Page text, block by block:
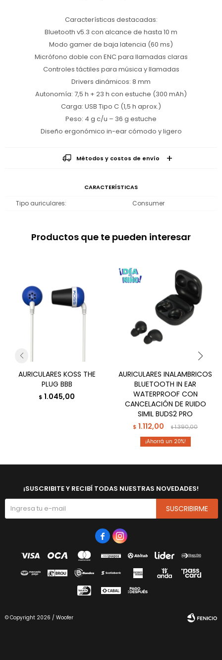
Características destacadas:
Bluetooth v5.3 con alcance de hasta 10 m
Modo gamer de baja latencia (60 ms)
Micrófono doble con ENC para llamadas claras
Controles táctiles para música y llamadas
Drivers dinámicos: 8 mm
Autonomía: 7,5 h + 23 h con estuche (300 mAh)
Carga: USB Tipo C (1,5 h aprox.)
Peso: 4 g c/u – 36 g estuche
Diseño ergonómico in-ear cómodo y ligero
Métodos y costos de envío
CARACTERÍSTICAS
Tipo auriculares Consumer
Productos que te pueden interesar
AURICULARES KOSS THE
PLUG BBB
$ 1.045,00
AURICULARES INALAMBRICOS
BLUETOOTH IN EAR
WATERPROOF CON
CANCELACIÓN DE RUIDO
SIMIL BUDS2 PRO
$ 1.112,00 $1.390,00
20
¡SUSCRIBITE Y RECIBÍ TODAS NUESTRAS NOVEDADES!
SUSCRIBIRME
 
© Copyright 2026 / Woofer